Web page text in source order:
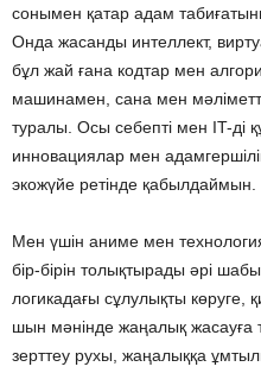
сонымен қатар адам
Онда жасанды интеллект,
бұл жай ғана кодтар мен
машинамен, сана мен
туралы. Осы себепті мен IT-ді
инновациялар мен
экожүйе ретінде қабылдаймын.
Мен үшін аниме мен
бір-бірін толықтырады әрі
логикадағы сұлулықты көруге,
шын мәнінде жаңалық жасауға
зерттеу рухы, жаңалыққа